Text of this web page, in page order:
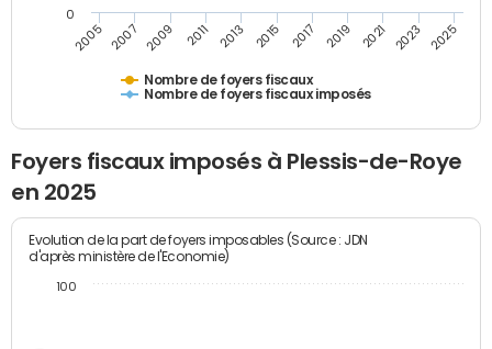
Nombre de foyers fiscaux
Nombre de foyers fiscaux imposés
2005 2007 2009 2011 2013 2015 2017 2019 2021 2023 2025
0
Foyers fiscaux imposés à Plessis-de-Roye
en 2025
Evolution de la part de foyers imposables (Source : JDN
d'après ministère de l'Economie)
100